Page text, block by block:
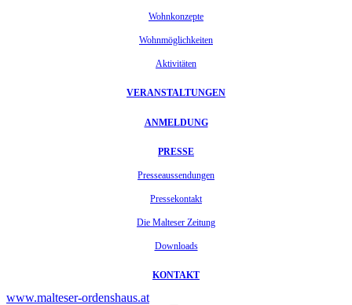
Wohnkonzepte
Wohnmöglichkeiten
Aktivitäten
VERANSTALTUNGEN
ANMELDUNG
PRESSE
Presseaussendungen
Pressekontakt
Die Malteser Zeitung
Downloads
KONTAKT
www.malteser-ordenshaus.at